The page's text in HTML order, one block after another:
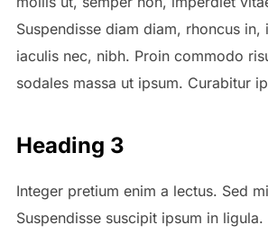
Suspendisse diam diam, rhoncus in,
iaculis nec, nibh. Proin commodo
sodales massa ut ipsum. Curabitur
Heading 3
Integer pretium enim a lectus. Sed
Suspendisse suscipit ipsum in